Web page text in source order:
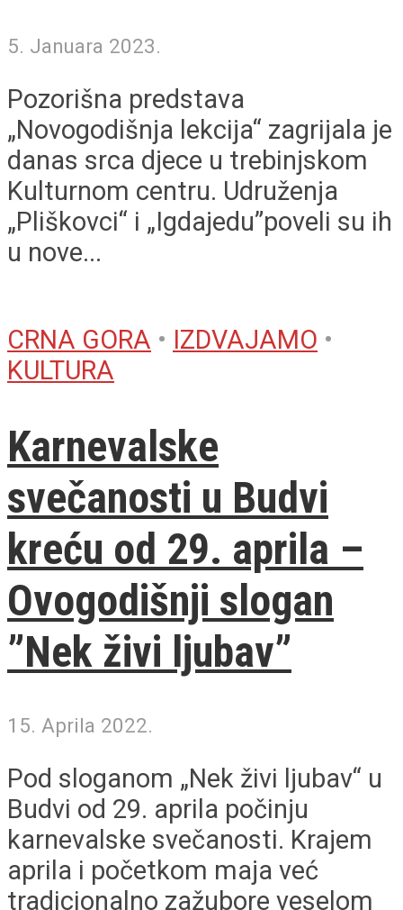
5. Januara 2023.
Pozorišna predstava
„Novogodišnja lekcija“ zagrijala je
danas srca djece u trebinjskom
Kulturnom centru. Udruženja
„Pliškovci“ i „Igdajedu”poveli su ih
u nove...
CRNA GORA • IZDVAJAMO •
KULTURA
Karnevalske
svečanosti u Budvi
kreću od 29. aprila –
Ovogodišnji slogan
”Nek živi ljubav”
15. Aprila 2022.
Pod sloganom „Nek živi ljubav“ u
Budvi od 29. aprila počinju
karnevalske svečanosti. Krajem
aprila i početkom maja već
tradicionalno zažubore veselom